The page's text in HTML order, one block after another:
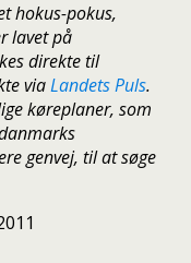
hokus-pokus,
lavet på
direkte til
viaLandets Puls.
køreplaner, som
genvej, til at søge